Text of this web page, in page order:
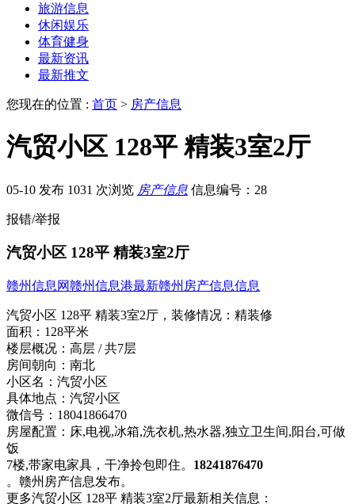
旅游信息
休闲娱乐
体育健身
最新资讯
最新推文
您现在的位置 : 首页 > 房产信息
汽贸小区 128平 精装3室2厅
05-10 发布 1031 次浏览 房产信息 信息编号：28
报错/举报
汽贸小区 128平 精装3室2厅
赣州信息网赣州信息港最新赣州房产信息信息
汽贸小区 128平 精装3室2厅， 装修情况： 精装修
面积： 128平米
楼层概况： 高层 / 共7层
房间朝向： 南北
小区名： 汽贸小区
具体地点： 汽贸小区
微信号： 18041866470
房屋配置： 床,电视,冰箱,洗衣机,热水器,独立卫生间,阳台,可做
饭
7楼,带家电家具，干净拎包即住。 18241876470
。赣州房产信息发布。
更多汽贸小区 128平 精装3室2厅最新相关信息：